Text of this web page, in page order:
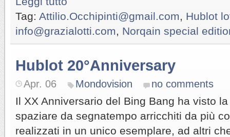
Tag: Attilio.Occhipinti@gmail.com
Hublot
info@grazialotti.com
Norqain special
Hublot 20°Anniversary
Apr. 06 Mondovision no comments
Il XX Anniversario del Bing Bang ha visto
spaziare da segnatempo arricchiti da più
realizzati in un unico esemplare, ad altri